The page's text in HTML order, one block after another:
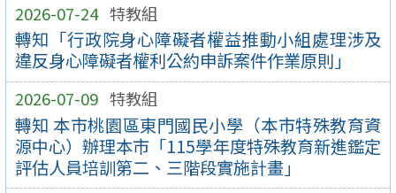
2026-07-24 特教組
轉知「行政院身心障礙者權益推動小組處理涉及
違反身心障礙者權利公約申訴案件作業原則」
2026-07-09 特教組
轉知 本市桃園區東門國民小學（本市特殊教育資
源中心）辦理本市「115學年度特殊教育新進鑑定
評估人員培訓第二、三階段實施計畫」